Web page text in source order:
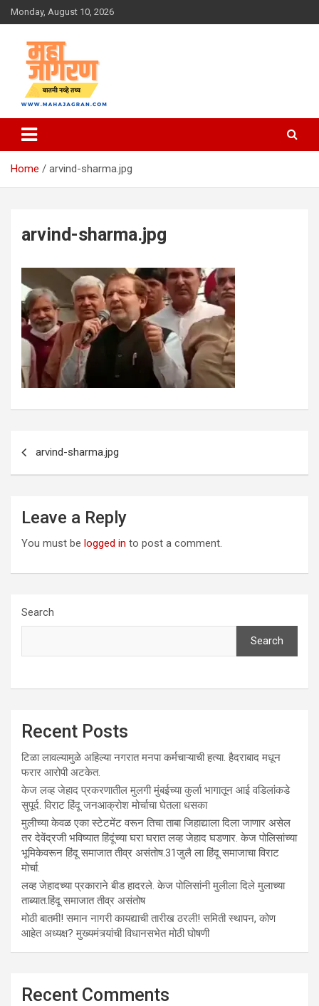
Skip
to
Monday, August 10, 2026
महा जागरण
Home arvind-sharma.jpg
arvind-sharma.jpg
arvind-sharma.jpg
Leave a Reply
You must be logged in to post a comment.
Search
Search
Recent Posts
टिळा लावल्यामुळे अहिल्या नगरात मनपा कर्मचाऱ्याची हत्या. हैदराबाद मधून
फरार आरोपी अटकेत.
केज लव्ह जेहाद प्रकरणातील मुलगी मुंबईच्या कुर्ला भागातून आई वडिलांकडे
सुपूर्द. विराट हिंदू जनआक्रोश मोर्चाचा घेतला धसका
मुलीच्या केवळ एका स्टेटमेंट वरून तिचा ताबा जिहाद्याला दिला जाणार असेल
तर देवेंद्रजी भविष्यात हिंदूंच्या घरा घरात लव्ह जेहाद घडणार. केज पोलिसांच्या
भूमिकेवरून हिंदू समाजात तीव्र असंतोष.31जुलै ला हिंदू समाजाचा विराट
मोर्चा.
लव्ह जेहादच्या प्रकाराने बीड हादरले. केज पोलिसांनी मुलीला दिले मुलाच्या
ताब्यात.हिंदू समाजात तीव्र असंतोष
मोठी बातमी! समान नागरी कायद्याची तारीख ठरली! समिती स्थापन, कोण
आहेत अध्यक्ष? मुख्यमंत्र्यांची विधानसभेत मोठी घोषणी
Recent Comments